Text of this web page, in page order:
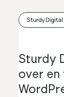
Sturdy Digital
Sturdy
over